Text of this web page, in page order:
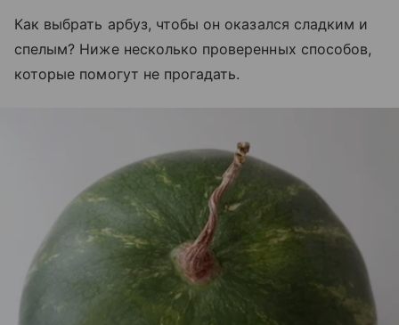
Как выбрать арбуз, чтобы он оказался сладким и
спелым? Ниже несколько проверенных способов,
которые помогут не прогадать.